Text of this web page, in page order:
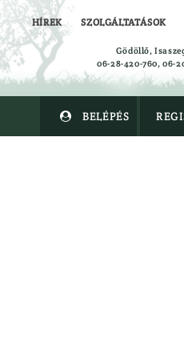
HÍREK SZOLGÁLTATÁSOK
Gödöllő,
06-28-420-760, 06-
 BELÉPÉS